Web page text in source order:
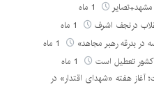
درنجف اشرف
بدرقه رهبر مجاهد»
هفته «شهدای اقتدار» در